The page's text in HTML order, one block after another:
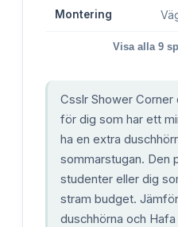
Montering
Visa alla 9
Csslr Shower
för dig som har ett
ha en extra
sommarstugan. Den
studenter eller dig
stram budget.
duschhörna och